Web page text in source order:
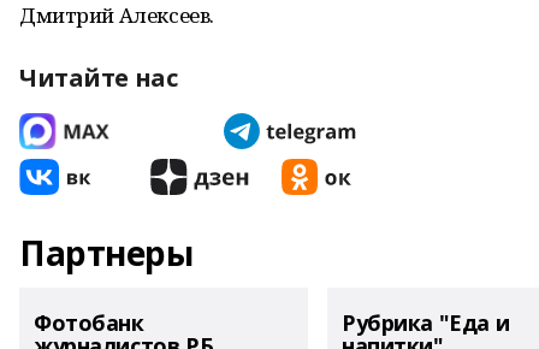
Дмитрий Алексеев.
Читайте нас
Партнеры
Фотобанк Рубрика "Еда и